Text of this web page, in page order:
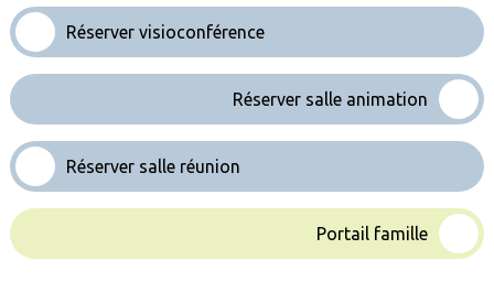
Réserver visioconférence
Réserver salle animation
Réserver salle réunion
Portail famille